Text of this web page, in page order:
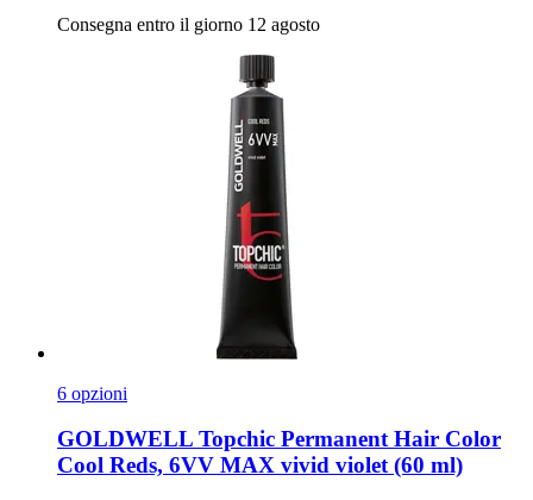
Consegna entro il giorno 12 agosto
6 opzioni
GOLDWELL Topchic Permanent Hair Color
Cool Reds, 6VV MAX vivid violet (60 ml)